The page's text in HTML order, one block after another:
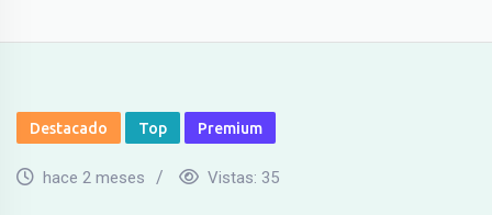
Destacado Top Premium
hace 2 meses Vistas: 35